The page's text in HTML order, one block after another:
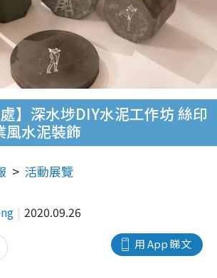
處】深水埗DIY水泥工作坊 絲印
風水泥裝飾
活動展覽
2020.09.26
用 App 睇文